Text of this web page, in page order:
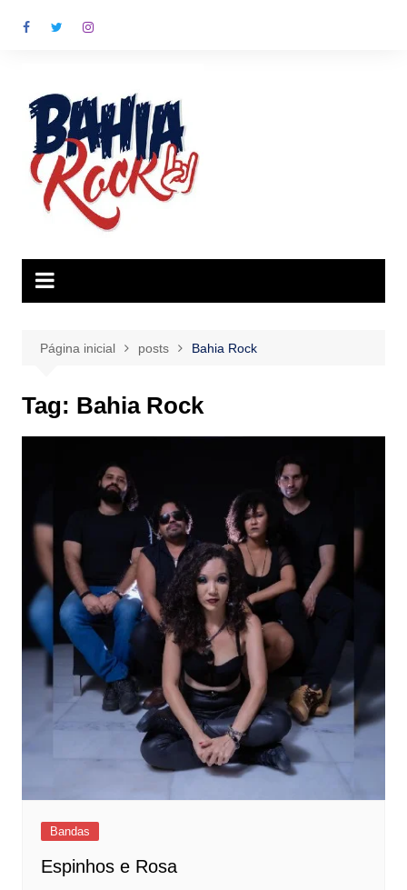
para
Página inicial posts Bahia Rock
Tag: Bahia Rock
Bandas
Espinhos e Rosa